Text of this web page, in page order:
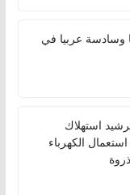
وسادسة عربيا في
استهلاك
الكهرباء